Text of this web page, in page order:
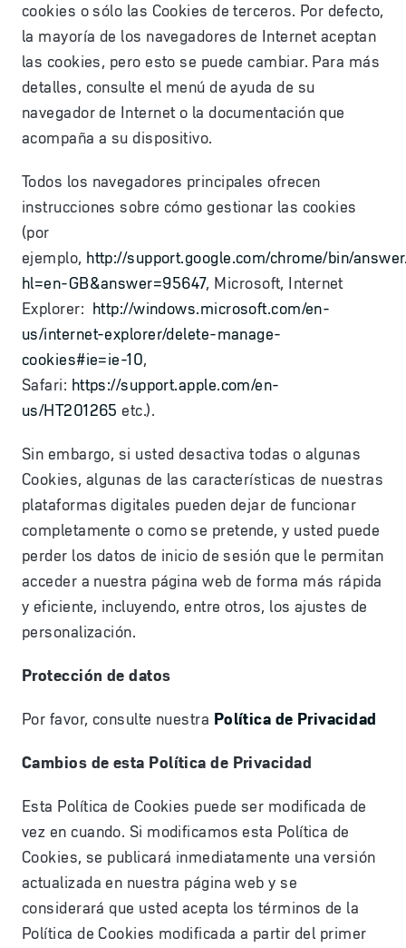
cookies o sólo las Cookies de terceros. Por defecto,
la mayoría de los navegadores de Internet aceptan
las cookies, pero esto se puede cambiar. Para más
detalles, consulte el menú de ayuda de su
navegador de Internet o la documentación que
acompaña a su dispositivo.
Todos los navegadores principales ofrecen
instrucciones sobre cómo gestionar las cookies
(por
ejemplo, http://support.google.com/chrome/bin/
hl=en-GB&answer=95647, Microsoft, Internet
Explorer: http://windows.microsoft.com/en-
us/internet-explorer/delete-manage-
cookies#ie=ie-10,
Safari: https://support.apple.com/en-
us/HT201265 etc.).
Sin embargo, si usted desactiva todas o algunas
Cookies, algunas de las características de nuestras
plataformas digitales pueden dejar de funcionar
completamente o como se pretende, y usted puede
perder los datos de inicio de sesión que le permitan
acceder a nuestra página web de forma más rápida
y eficiente, incluyendo, entre otros, los ajustes de
personalización.
Protección de datos
Por favor, consulte nuestra Política de Privacidad
Cambios de esta Política de Privacidad
Esta Política de Cookies puede ser modificada de
vez en cuando. Si modificamos esta Política de
Cookies, se publicará inmediatamente una versión
actualizada en nuestra página web y se
considerará que usted acepta los términos de la
Política de Cookies modificada a partir del primer